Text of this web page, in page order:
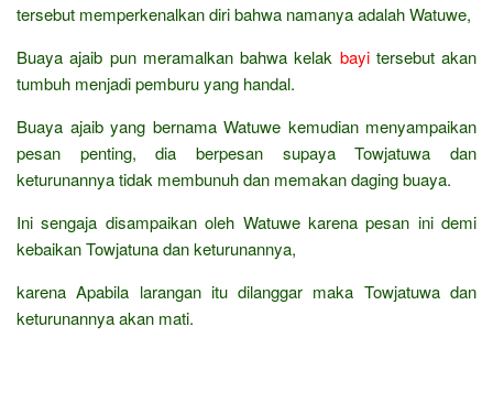
tersebut memperkenalkan diri bahwa namanya adalah Watuwe,
Buaya ajaib pun meramalkan bahwa kelak bayitersebut akan
tumbuh menjadi pemburu yang handal.
Buaya ajaib yang bernama Watuwe kemudian menyampaikan
pesan penting, dia berpesan supaya Towjatuwa dan
keturunannya tidak membunuh dan memakan daging buaya.
Ini sengaja disampaikan oleh Watuwe karena pesan ini demi
kebaikan Towjatuna dan keturunannya,
karena Apabila larangan itu dilanggar maka Towjatuwa dan
keturunannya akan mati.